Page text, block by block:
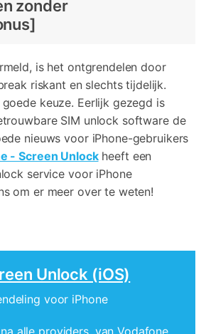
zonder
is het ontgrendelen door
riskant en slechts tijdelijk.
keuze. Eerlijk gezegd is
SIM unlock software de
nieuws voor iPhone-gebruikers
- Screen Unlockheeft een
service voor iPhone
om er meer over te weten!
Unlock (iOS)
voor iPhone
alle providers, van Vodafone